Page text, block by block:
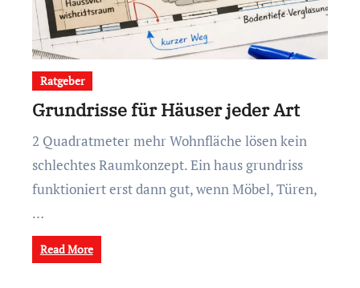
Ratgeber
Grundrisse für Häuser jeder Art
2 Quadratmeter mehr Wohnfläche lösen kein
schlechtes Raumkonzept. Ein haus grundriss
funktioniert erst dann gut, wenn Möbel, Türen,
…
Read More